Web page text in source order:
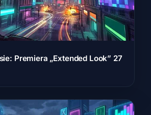
Premiera „Extended Look” 27